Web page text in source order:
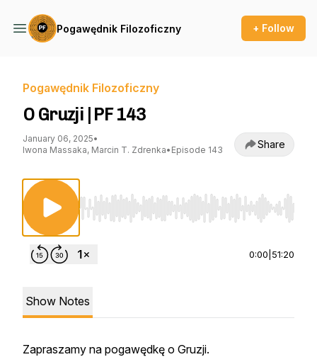
Pogawędnik Filozoficzny + Follow
Pogawędnik Filozoficzny
O Gruzji | PF 143
January 06, 2025•
Iwona Massaka, Marcin T. Zdrenka• Episode 143 Share
Use Left/Right to seek, Home/End to jump
0:00 51:20
Show Notes
Zapraszamy na pogawędkę o Gruzji.